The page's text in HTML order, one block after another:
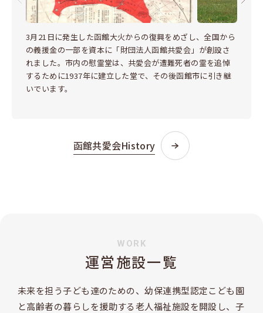
3月21日に発生した函館大火からの復興をめざし、全国から
の義援金の一部を資本に「財団法人函館共愛会」が創設さ
れました。市内の慰霊堂は、共愛会が遭難死者の霊を追悼
するために1937年に建立した堂で、その後函館市に引き継
いでいます。
函館共愛会History
WORK
運営施設一覧
未来を担う子ども達のための、幼保連携型認定こども園
と高齢者の暮らしを援助する老人福祉施設を開設し、子